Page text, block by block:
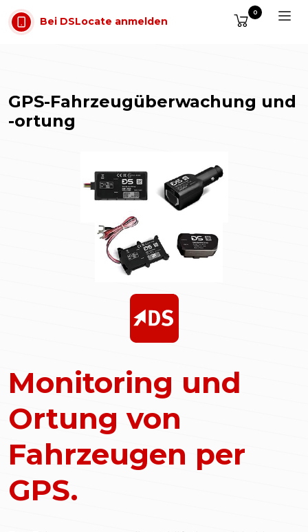
Zum Inhalt springen
Bei DSLocate anmelden
0
GPS-Fahrzeugüberwachung und
-ortung
Monitoring und
Ortung von
Fahrzeugen per
GPS.